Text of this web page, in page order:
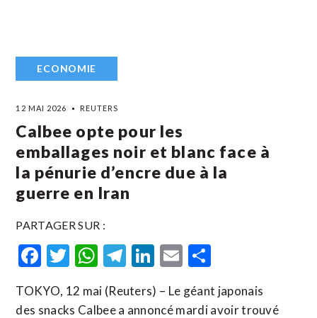
ECONOMIE
12 MAI 2026 REUTERS
Calbee opte pour les
emballages noir et blanc face à
la pénurie d’encre due à la
guerre en Iran
PARTAGER SUR :
Facebook
Twitter
WhatsApp
Telegram
LinkedIn
Email
TOKYO, 12 mai (Reuters) – Le géant japonais
des snacks Calbee a annoncé mardi avoir trouvé